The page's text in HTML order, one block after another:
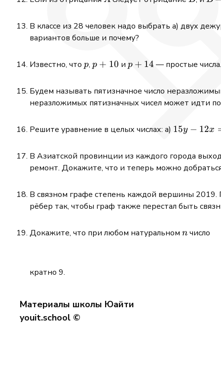
В классе из 28 человек надо выбрать а) двух
вариантов больше и почему?
Известно, что p
p, p
p + 10 и p
p + 14 — простые
Будем называть пятизначное число
неразложимых пятизначных чисел может идти
Решите уравнение в целых числах: а) 15y
=
15y − 12x
В Азиатской провинции из каждого города
ремонт. Докажите, что и теперь можно
В связном графе степень каждой вершины
рёбер так, чтобы граф также перестал быть
Докажите, что при любом натуральном n
n число
кратно 9.
Материалы школы Юайти
youit.school ©